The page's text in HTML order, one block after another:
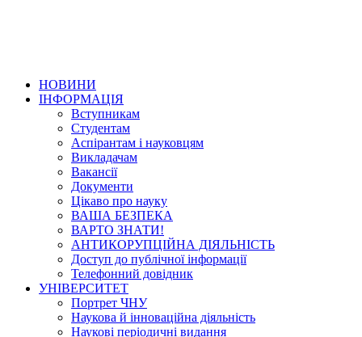
НОВИНИ
ІНФОРМАЦІЯ
Вступникам
Студентам
Аспірантам і науковцям
Викладачам
Вакансії
Документи
Цікаво про науку
ВАША БЕЗПЕКА
ВАРТО ЗНАТИ!
АНТИКОРУПЦІЙНА ДІЯЛЬНІСТЬ
Доступ до публічної інформації
Телефонний довідник
УНІВЕРСИТЕТ
Портрет ЧНУ
Наукова й інноваційна діяльність
Наукові періодичні видання